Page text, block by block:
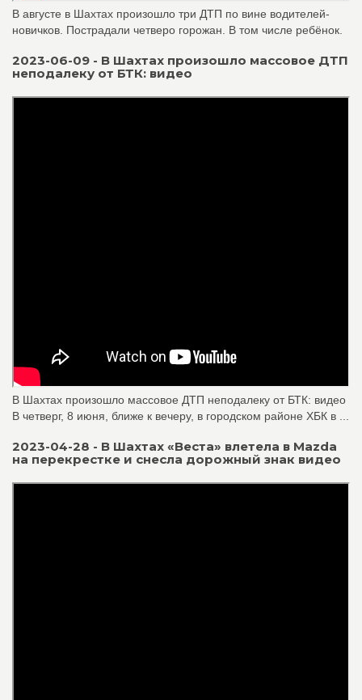
В августе в Шахтах произошло три ДТП по вине водителей-
новичков. Пострадали четверо горожан. В том числе ребёнок.
2023-06-09 - В Шахтах произошло массовое ДТП
неподалеку от БТК: видео
В Шахтах произошло массовое ДТП неподалеку от БТК: видео
В четверг, 8 июня, ближе к вечеру, в городском районе ХБК в ...
2023-04-28 - В Шахтах «Веста» влетела в Mazda
на перекрестке и снесла дорожный знак видео